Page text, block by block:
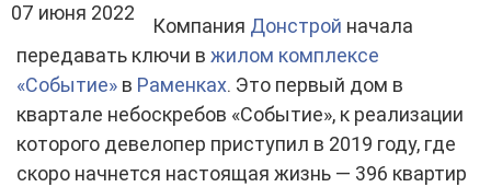
07 июня 2022
Компания Донстрой начала
передавать ключи в жилом комплексе
«Событие» в Раменках. Это первый дом в
квартале небоскребов «Событие», к реализации
которого девелопер приступил в 2019 году, где
скоро начнется настоящая жизнь — 396 квартир